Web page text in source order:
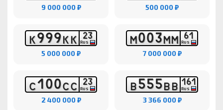
9 000 000 ₽ 500 000 ₽
К999КК 23
RUS
5 000 000 ₽
М003ММ 61
RUS
7 000 000 ₽
С100СС 23
RUS
2 400 000 ₽
В555ВВ 161
RUS
3 366 000 ₽